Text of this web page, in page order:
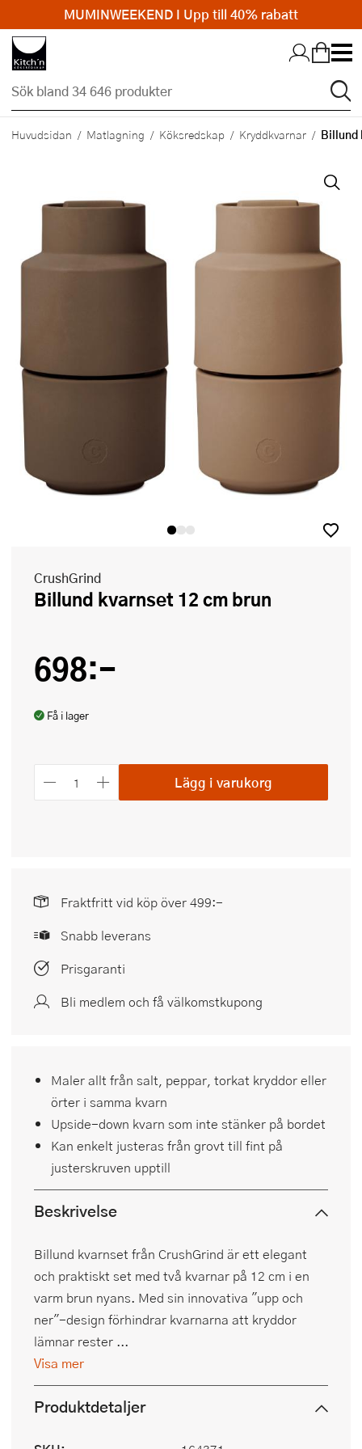
Hopp till huvudinnehållet
Huvudsidan Matlagning Köksredskap Kryddkvarnar Billund
CrushGrind
Billund kvarnset 12 cm brun
698:-
Få i lager
Lägg i varukorg
Fraktfritt vid köp över 499:-
Snabb leverans
Prisgaranti
Bli medlem och få välkomstkupong
Maler allt från salt, peppar, torkat kryddor eller
örter i samma kvarn
Upside-down kvarn som inte stänker på bordet
Kan enkelt justeras från grovt till fint på
justerskruven upptill
Beskrivelse
Billund kvarnset från CrushGrind är ett elegant
och praktiskt set med två kvarnar på 12 cm i en
varm brun nyans. Med sin innovativa "upp och
ner"-design förhindrar kvarnarna att kryddor
lämnar rester ...
Visa mer
Produktdetaljer
MUMINWEEKEND I Upp till 40% rabatt